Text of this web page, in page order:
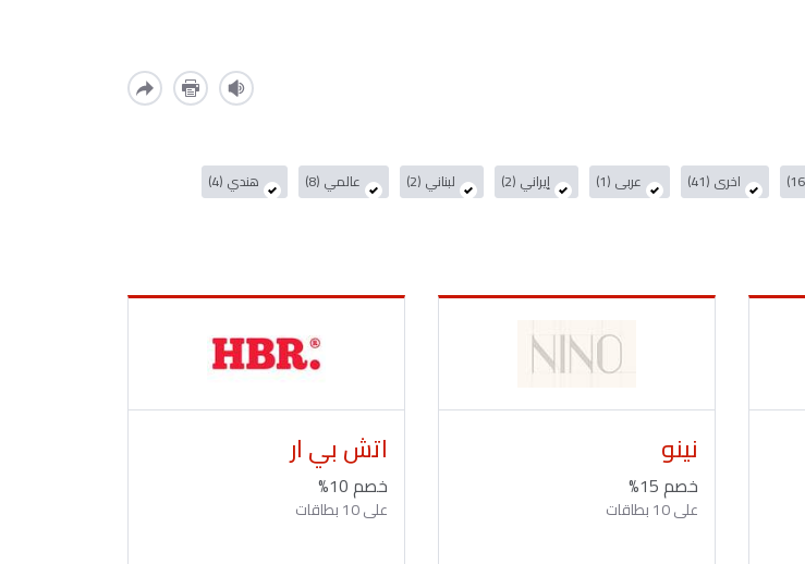
اخرى (41) عربى (1) إيراني (2) لبناني (2) عالمي (8)
هندي (4)
نينو
خصم 15%
على 10 بطاقات
اتش بي ار
خصم 10%
على 10 بطاقات